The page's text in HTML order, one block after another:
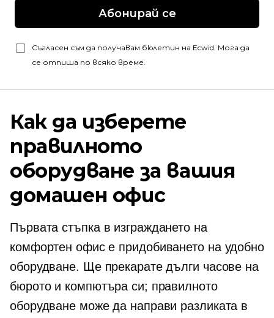
Абонирай се
Съгласен съм да получавам бюлетин на Ecwid. Мога да
се отпиша по всяко време.
Как да изберете
правилното
оборудване за вашия
домашен офис
Първата стъпка в изграждането на
комфортен офис е придобиването на удобно
оборудване. Ще прекарате дълги часове на
бюрото и компютъра си; правилното
оборудване може да направи разликата в